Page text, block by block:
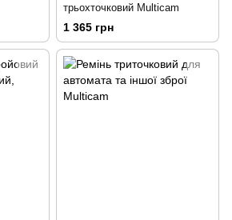
трьохточковий Multicam
1 365 грн